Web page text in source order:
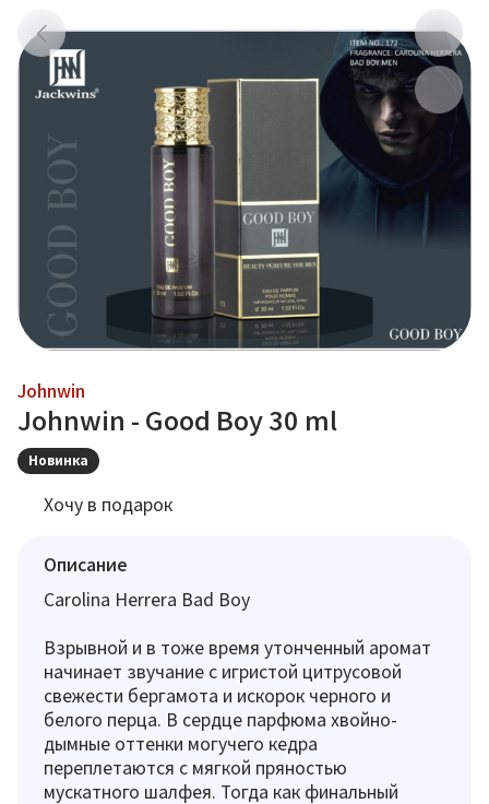
Johnwin
Johnwin - Good Boy 30 ml
Новинка
Хочу в подарок
Описание
Carolina Herrera Bad Boy
Взрывной и в тоже время утонченный аромат
начинает звучание с игристой цитрусовой
свежести бергамота и искорок черного и
белого перца. В сердце парфюма хвойно-
дымные оттенки могучего кедра
переплетаются с мягкой пряностью
мускатного шалфея. Тогда как финальный